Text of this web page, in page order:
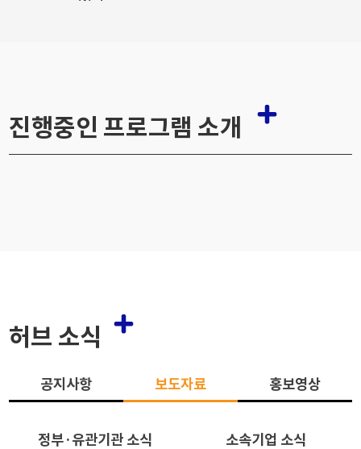
진행중인 프로그램 소개
허브 소식